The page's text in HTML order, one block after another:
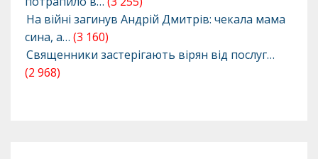
На війні загинув Андрій Дмитрів: чекала мама
сина, а… (3 160)
Священники застерігають вірян від послуг…
(2 968)